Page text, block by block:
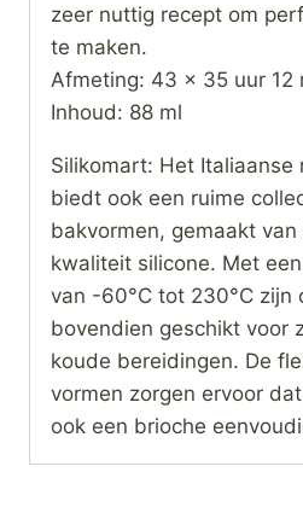
zeer nuttig recept om
te maken.
Afmeting: 43 x 35 uur 12
Inhoud: 88 ml
Silikomart: Het Italiaanse
biedt ook een ruime
bakvormen, gemaakt
kwaliteit silicone. Met
van -60°C tot 230°C zijn
bovendien geschikt voor
koude bereidingen. De
vormen zorgen ervoor
ook een brioche